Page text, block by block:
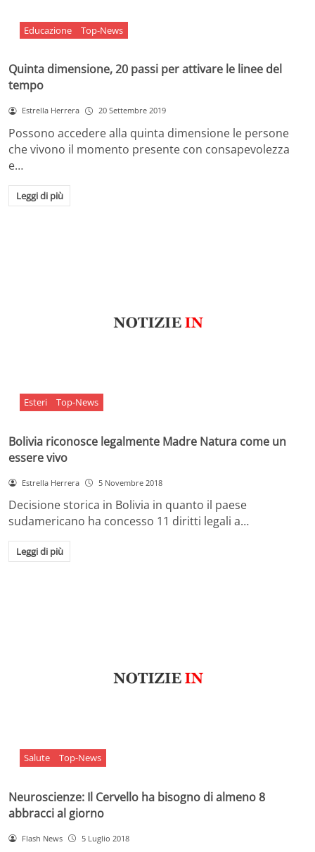
Educazione Top-News
Quinta dimensione, 20 passi per attivare le linee del
tempo
Estrella Herrera 20 Settembre 2019
Possono accedere alla quinta dimensione le persone
che vivono il momento presente con consapevolezza
e…
Leggi di più
Esteri Top-News
Bolivia riconosce legalmente Madre Natura come un
essere vivo
Estrella Herrera 5 Novembre 2018
Decisione storica in Bolivia in quanto il paese
sudamericano ha concesso 11 diritti legali a…
Leggi di più
Salute Top-News
Neuroscienze: Il Cervello ha bisogno di almeno 8
abbracci al giorno
Flash News 5 Luglio 2018